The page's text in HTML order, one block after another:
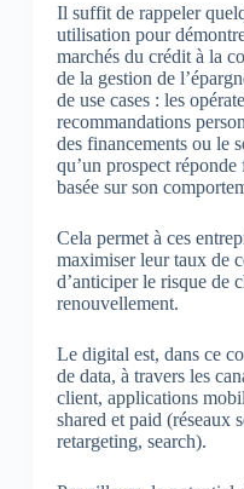
Il suffit de rappeler
utilisation pour
marchés du crédit à la
de la gestion de
de use cases : les
recommandations
des financements ou le
qu’un prospect
basée sur son
Cela permet à ces
maximiser leur taux de
d’anticiper le risque de
renouvellement.
Le digital est, dans ce
de data, à travers les
client, applications
shared et paid (réseaux
retargeting, search).